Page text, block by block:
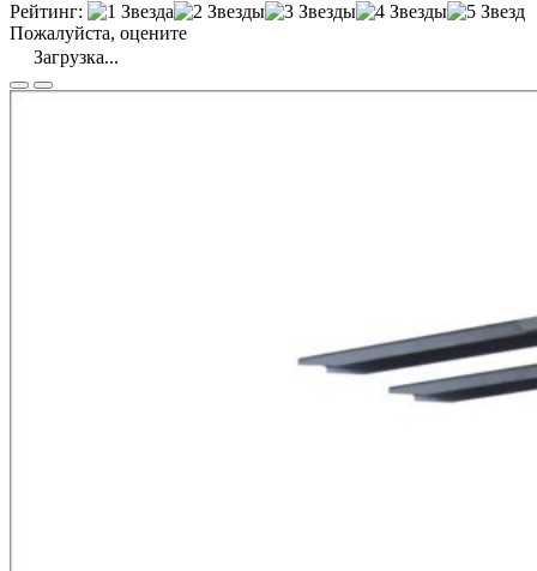
Рейтинг:
Пожалуйста, оцените
Загрузка...